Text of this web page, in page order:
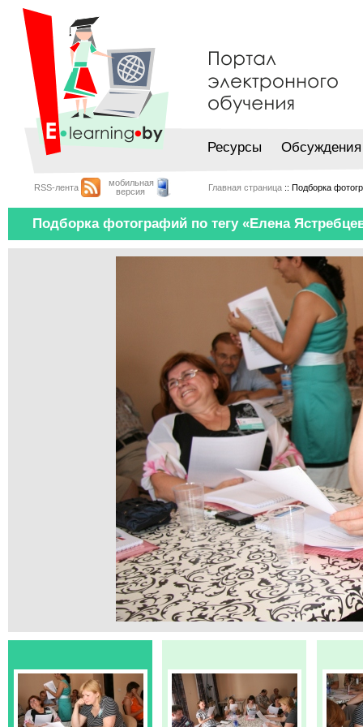
Ресурсы Обсуждения
RSS-лента
мобильная
версия
Главная страница :: Подборка
Подборка фотографий по тегу «Елена